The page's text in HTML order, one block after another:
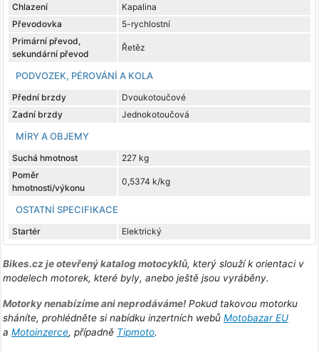
Chlazení
Kapalina
Převodovka
5-rychlostní
Primární převod,
sekundární převod
Řetěz
PODVOZEK, PÉROVÁNÍ A KOLA
Přední brzdy
Dvoukotoučové
Zadní brzdy
Jednokotoučová
MÍRY A OBJEMY
Suchá hmotnost
227 kg
Poměr
hmotnosti/výkonu
0,5374 k/kg
OSTATNÍ SPECIFIKACE
Startér Elektrický
Bikes.cz je otevřený katalog motocyklů, který slouží k orientaci v
modelech motorek, které byly, anebo ještě jsou vyráběny.
Motorky nenabízíme ani neprodáváme!Pokud takovou motorku
sháníte, prohlédněte si nabídku inzertních webů Motobazar EU
a Motoinzerce, případně Tipmoto.